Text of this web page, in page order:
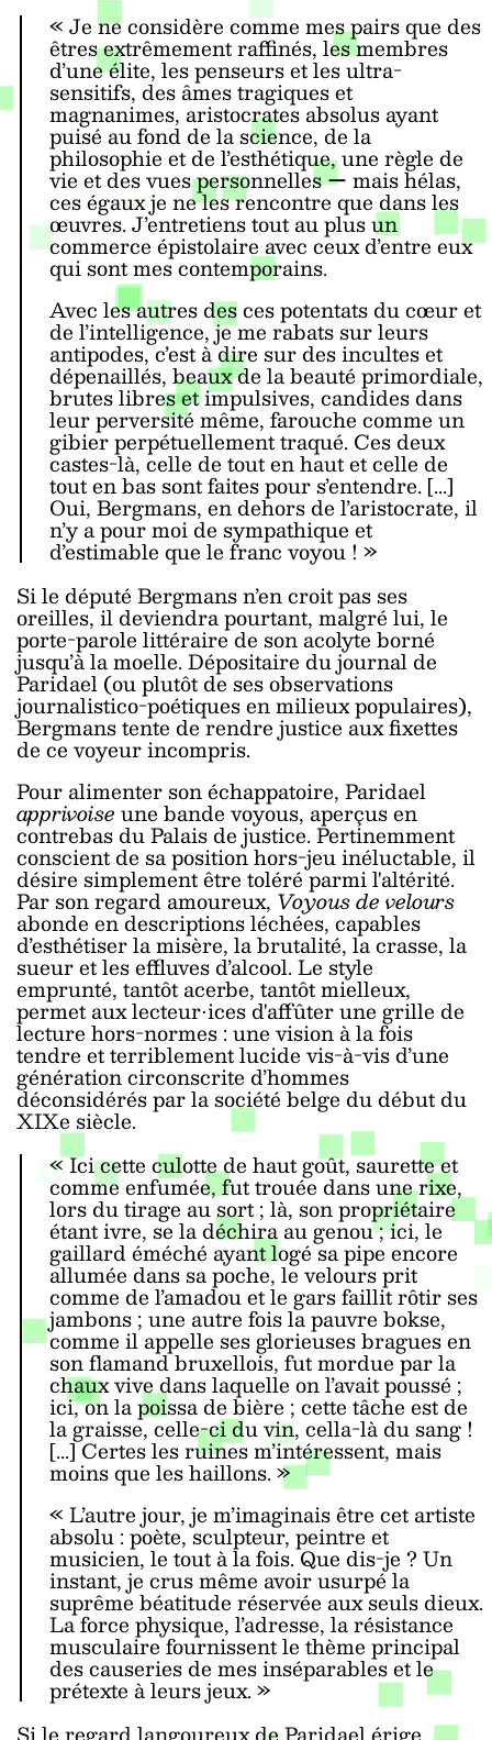
« Je ne considère comme mes pairs que des
êtres extrêmement raffinés, les membres
d’une élite, les penseurs et les ultra-
sensitifs, des âmes tragiques et
magnanimes, aristocrates absolus ayant
puisé au fond de la science, de la
philosophie et de l’esthétique, une règle de
vie et des vues personnelles ー mais hélas,
ces égaux je ne les rencontre que dans les
œuvres. J’entretiens tout au plus un
commerce épistolaire avec ceux d’entre eux
qui sont mes contemporains.
Avec les autres des ces potentats du cœur et
de l’intelligence, je me rabats sur leurs
antipodes, c’est à dire sur des incultes et
dépenaillés, beaux de la beauté primordiale,
brutes libres et impulsives, candides dans
leur perversité même, farouche comme un
gibier perpétuellement traqué. Ces deux
castes-là, celle de tout en haut et celle de
tout en bas sont faites pour s’entendre. [...]
Oui, Bergmans, en dehors de l’aristocrate, il
n’y a pour moi de sympathique et
d’estimable que le franc voyou ! »
Si le député Bergmans n’en croit pas ses
oreilles, il deviendra pourtant, malgré lui, le
porte-parole littéraire de son acolyte borné
jusqu’à la moelle. Dépositaire du journal de
Paridael (ou plutôt de ses observations
journalistico-poétiques en milieux populaires),
Bergmans tente de rendre justice aux fixettes
de ce voyeur incompris.
Pour alimenter son échappatoire, Paridael
apprivoiseune bande voyous, aperçus en
contrebas du Palais de justice. Pertinemment
conscient de sa position hors-jeu inéluctable, il
désire simplement être toléré parmi l'altérité.
Par son regard amoureux, Voyous de velours
abonde en descriptions léchées, capables
d’esthétiser la misère, la brutalité, la crasse, la
sueur et les effluves d’alcool. Le style
emprunté, tantôt acerbe, tantôt mielleux,
permet aux lecteur⋅ices d'affûter une grille de
lecture hors-normes : une vision à la fois
tendre et terriblement lucide vis-à-vis d’une
génération circonscrite d’hommes
déconsidérés par la société belge du début du
XIXe siècle.
« Ici cette culotte de haut goût, saurette et
comme enfumée, fut trouée dans une rixe,
lors du tirage au sort ; là, son propriétaire
étant ivre, se la déchira au genou ; ici, le
gaillard éméché ayant logé sa pipe encore
allumée dans sa poche, le velours prit
comme de l’amadou et le gars faillit rôtir ses
jambons ; une autre fois la pauvre bokse,
comme il appelle ses glorieuses bragues en
son flamand bruxellois, fut mordue par la
chaux vive dans laquelle on l’avait poussé ;
ici, on la poissa de bière ; cette tâche est de
la graisse, celle-ci du vin, cella-là du sang !
[...] Certes les ruines m’intéressent, mais
moins que les haillons. »
« L’autre jour, je m’imaginais être cet artiste
absolu : poète, sculpteur, peintre et
musicien, le tout à la fois. Que dis-je ? Un
instant, je crus même avoir usurpé la
suprême béatitude réservée aux seuls dieux.
La force physique, l’adresse, la résistance
musculaire fournissent le thème principal
des causeries de mes inséparables et le
prétexte à leurs jeux. »